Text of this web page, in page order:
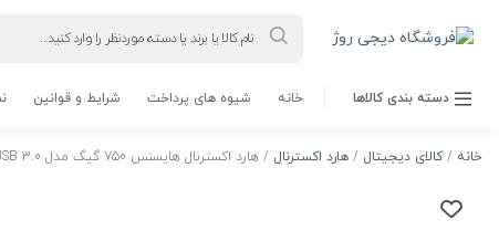
search
دسته بندی کالاها خانه شیوه های پرداخت شرایط و قوانین
خانه /کالای دیجیتال / هارد اکسترنال / هارد اکسترنال هایسنس 750 گیگ مدل Haysenser USB 3.0